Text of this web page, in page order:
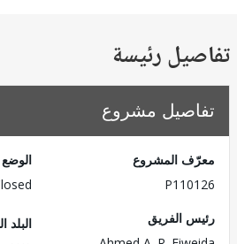
رئيسة
مشروع
المشروع
الفريق
البلد المقترض